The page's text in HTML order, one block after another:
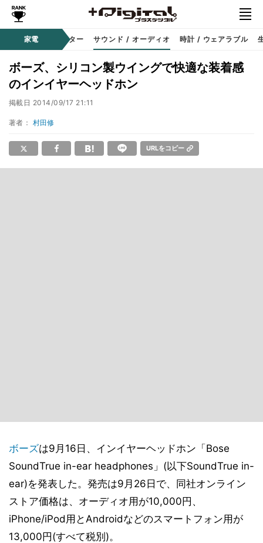
家電プロジェクター サウンド / オーディオ 時計 / ウェアラブル
ボーズ、シリコン製ウイングで快適な装着感
のインイヤーヘッドホン
掲載日 2014/09/17 21:11
著者： 村田修
URLをコピー
ボーズは9月16日、インイヤーヘッドホン「Bose
SoundTrue in-ear headphones」(以下SoundTrue in-
ear)を発表した。発売は9月26日で、同社オンライン
ストア価格は、オーディオ用が10,000円、
iPhone/iPod用とAndroidなどのスマートフォン用が
13,000円(すべて税別)。